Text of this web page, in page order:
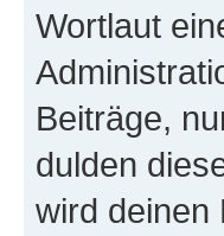
Wortlaut
Beiträge,
dulden
wird deinen